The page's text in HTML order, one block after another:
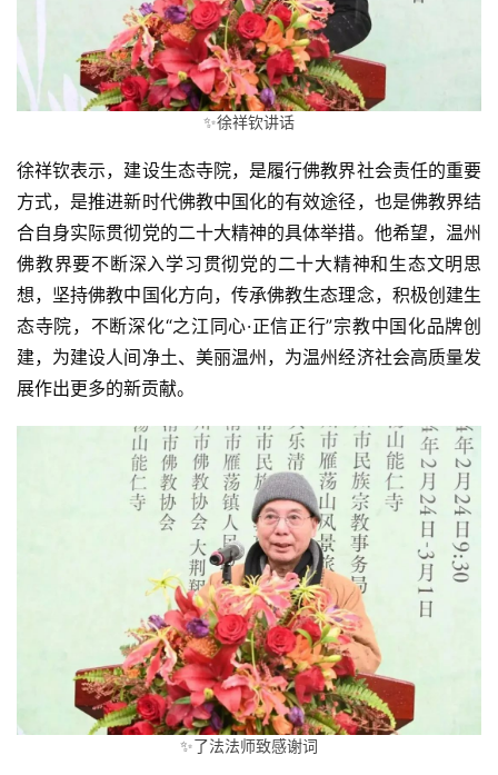
资
讯
八
菩
✨徐祥钦讲话
徐祥钦表示，建设生态寺院，是履行佛教界社会责任的重要
方式，是推进新时代佛教中国化的有效途径，也是佛教界结
合自身实际贯彻党的二十大精神的具体举措。他希望，温州
佛教界要不断深入学习贯彻党的二十大精神和生态文明思
想，坚持佛教中国化方向，传承佛教生态理念，积极创建生
态寺院，不断深化“之江同心·正信正行”宗教中国化品牌创
建，为建设人间净土、美丽温州，为温州经济社会高质量发
展作出更多的新贡献。
✨了法法师致感谢词